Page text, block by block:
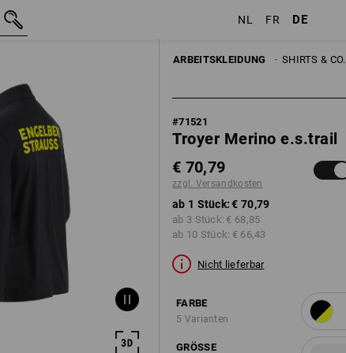
NL FR DE
ARBEITSKLEIDUNG SHIRTS & CO.
HERREN
#71521
Troyer Merino e.s.trail
€ 70,79
zzgl. Versandkosten
ab 1 Stück: € 70,79
ab 3 Stück: € 68,85
ab 10 Stück: € 66,43
Nicht lieferbar
FARBE
5 Varianten
GRÖSSE
€ 70,79